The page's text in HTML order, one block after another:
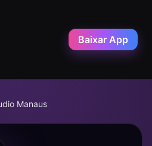
Baixar App
Manaus